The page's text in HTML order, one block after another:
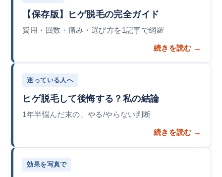
【保存版】ヒゲ脱毛の完全ガイド
費用・回数・痛み・選び方を1記事で網羅
続きを読む →
迷っている人へ
ヒゲ脱毛して後悔する？私の結論
1年半悩んだ末の、やる/やらない判断
続きを読む →
効果を写真で